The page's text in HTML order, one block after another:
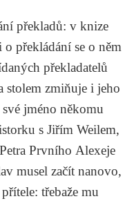
překladů: v knize
o překládání se o něm
překladatelů
stolem zmiňuje i jeho
jméno někomu
s Jiřím Weilem,
Petra Prvního Alexeje
musel začít nanovo,
třebaže mu